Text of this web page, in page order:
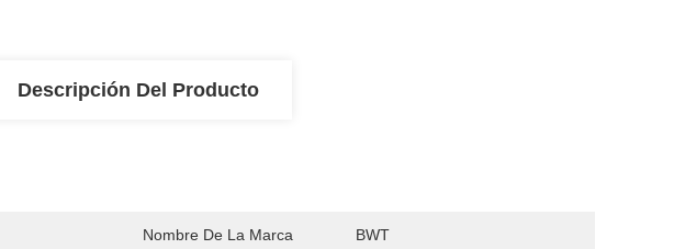
Descripción Del Producto
Nombre De La Marca BWT